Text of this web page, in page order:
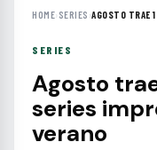
HOME› SERIES ›AGOSTO TRAE
SERIES
Agosto
series
verano